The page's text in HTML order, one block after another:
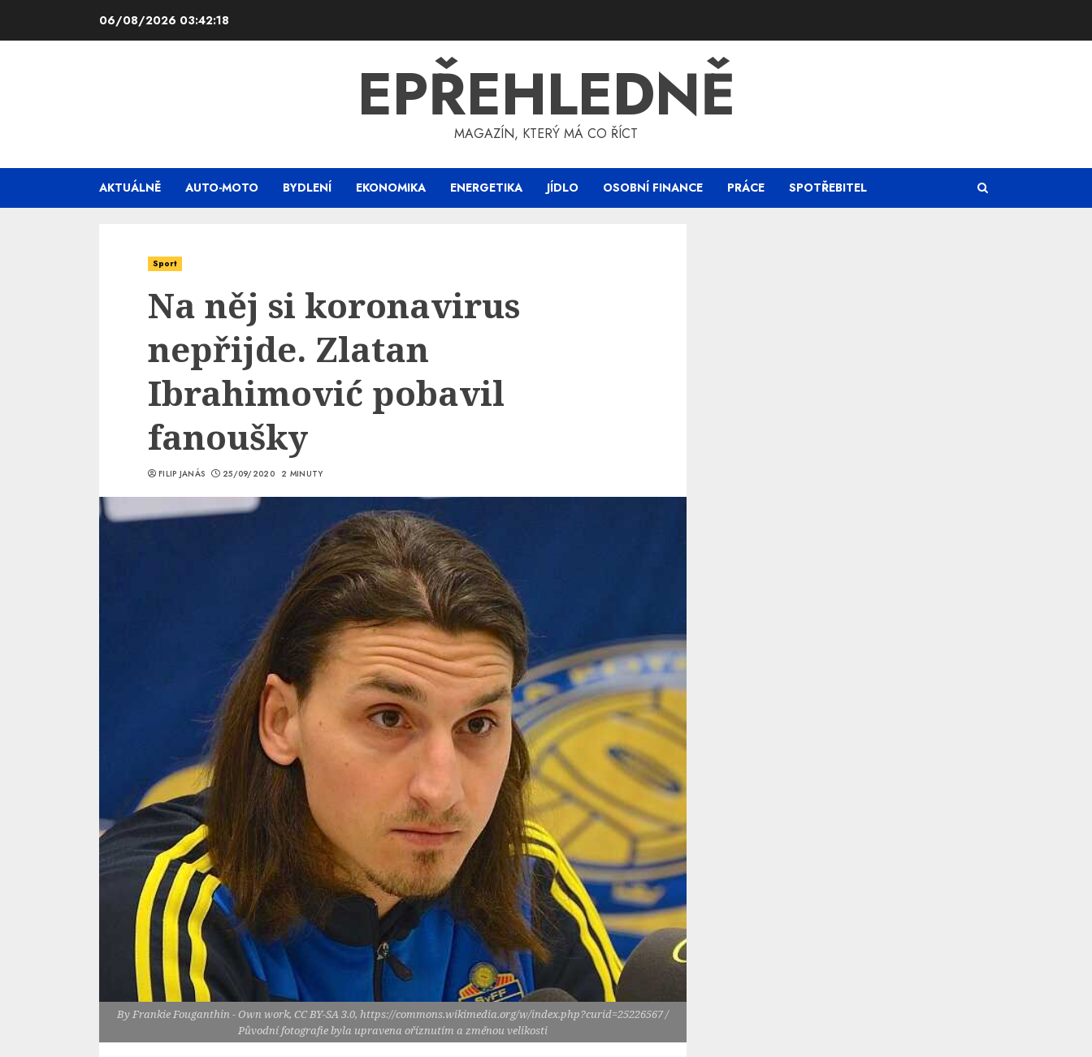
06/08/2026 03:42:19
EPŘEHLEDNĚ
MAGAZÍN, KTERÝ MÁ CO ŘÍCT
AKTUÁLNĚ AUTO-MOTO BYDLENÍ EKONOMIKA ENERGETIKA JÍDLO OSOBNÍ FINANCE PRÁCE SPOTŘEBITEL
Sport
Na něj si koronavirus
nepřijde. Zlatan
Ibrahimović pobavil
fanoušky
FILIP JANÁS 25/09/2020 2 MINUTY
By Frankie Fouganthin - Own work, CC BY-SA 3.0, https://commons.wikimedia.org/w/index.php?curid=25226567 /
Původní fotografie byla upravena oříznutím a změnou velikosti